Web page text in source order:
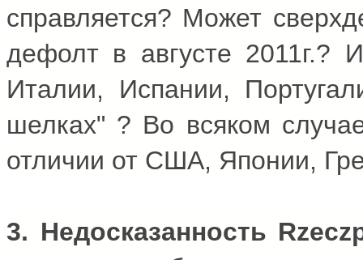
справляется? Может
дефолт в августе
Италии, Испании,
шелках" ? Во всяком
отличии от США, Японии,
3. Недосказанность